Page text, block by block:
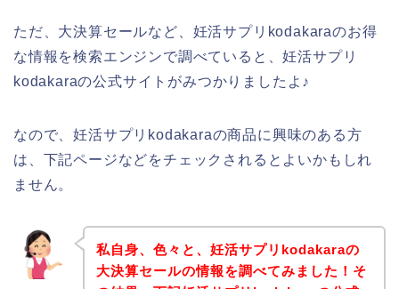
ただ、大決算セールなど、妊活サプリkodakaraのお得
な情報を検索エンジンで調べていると、妊活サプリ
kodakaraの公式サイトがみつかりましたよ♪
なので、妊活サプリkodakaraの商品に興味のある方
は、下記ページなどをチェックされるとよいかもしれ
ません。
私自身、色々と、妊活サプリkodakaraの
大決算セールの情報を調べてみました！そ